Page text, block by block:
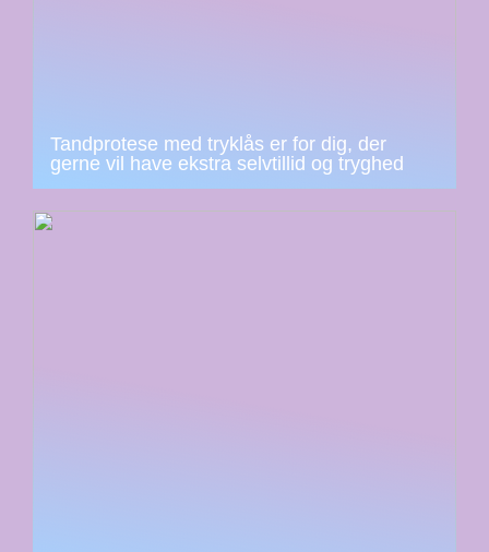
Tandprotese med tryklås er for dig, der
gerne vil have ekstra selvtillid og tryghed